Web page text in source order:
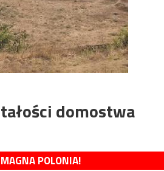
domostwa
POLONIA!